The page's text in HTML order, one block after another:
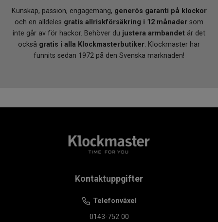
Kunskap, passion, engagemang, generös garanti på klockor
och en alldeles gratis allriskförsäkring i 12 månader som
inte går av för hackor. Behöver du justera armbandet är det
också gratis i alla Klockmasterbutiker. Klockmaster har
funnits sedan 1972 på den Svenska marknaden!
Kontaktuppgifter
Telefonväxel
0143-752 00